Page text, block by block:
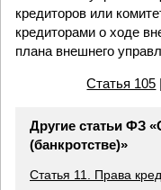
кредиторов или
кредиторами о ходе
плана внешнего
Статья 105
Другие статьи ФЗ
(банкротстве)»
Статья 11. Права